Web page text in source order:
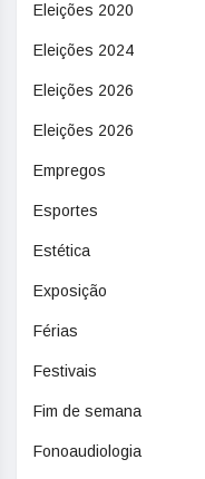
Eleições 2020
Eleições 2024
Eleições 2026
Eleições 2026
Empregos
Esportes
Estética
Exposição
Férias
Festivais
Fim de semana
Fonoaudiologia